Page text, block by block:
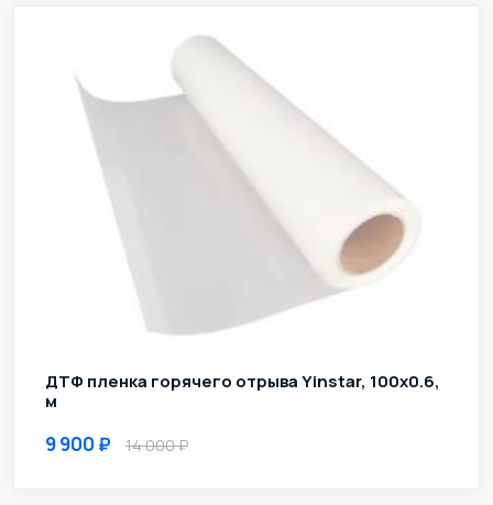
ДТФ пленка горячего отрыва Yinstar, 100х0.6,
м
9 900 14 000